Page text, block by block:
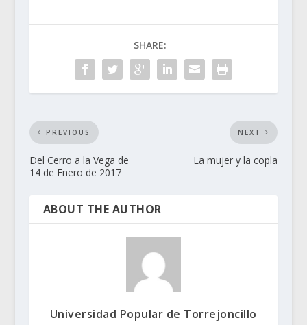
SHARE:
PREVIOUS
Del Cerro a la Vega de
14 de Enero de 2017
NEXT
La mujer y la copla
ABOUT THE AUTHOR
Universidad Popular de Torrejoncillo